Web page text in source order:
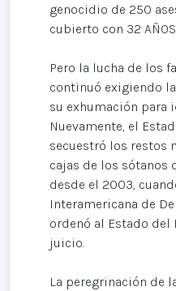
genocidio de 250
cubierto con 32
Pero la lucha de los
continuó exigiendo
su exhumación para
Nuevamente, el
secuestró los restos
cajas de los
desde el 2003,
Interamericana de
ordenó al Estado del
juicio.
La peregrinación de